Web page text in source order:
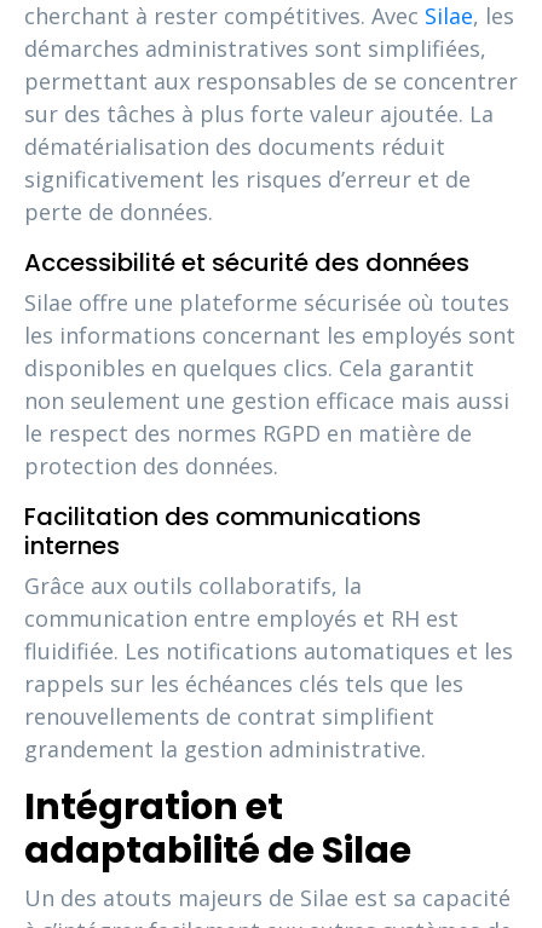
cherchant à rester compétitives. Avec Silae, les
démarches administratives sont simplifiées,
permettant aux responsables de se concentrer
sur des tâches à plus forte valeur ajoutée. La
dématérialisation des documents réduit
significativement les risques d’erreur et de
perte de données.
Accessibilité et sécurité des données
Silae offre une plateforme sécurisée où toutes
les informations concernant les employés sont
disponibles en quelques clics. Cela garantit
non seulement une gestion efficace mais aussi
le respect des normes RGPD en matière de
protection des données.
Facilitation des communications
internes
Grâce aux outils collaboratifs, la
communication entre employés et RH est
fluidifiée. Les notifications automatiques et les
rappels sur les échéances clés tels que les
renouvellements de contrat simplifient
grandement la gestion administrative.
Intégration et
adaptabilité de Silae
Un des atouts majeurs de Silae est sa capacité